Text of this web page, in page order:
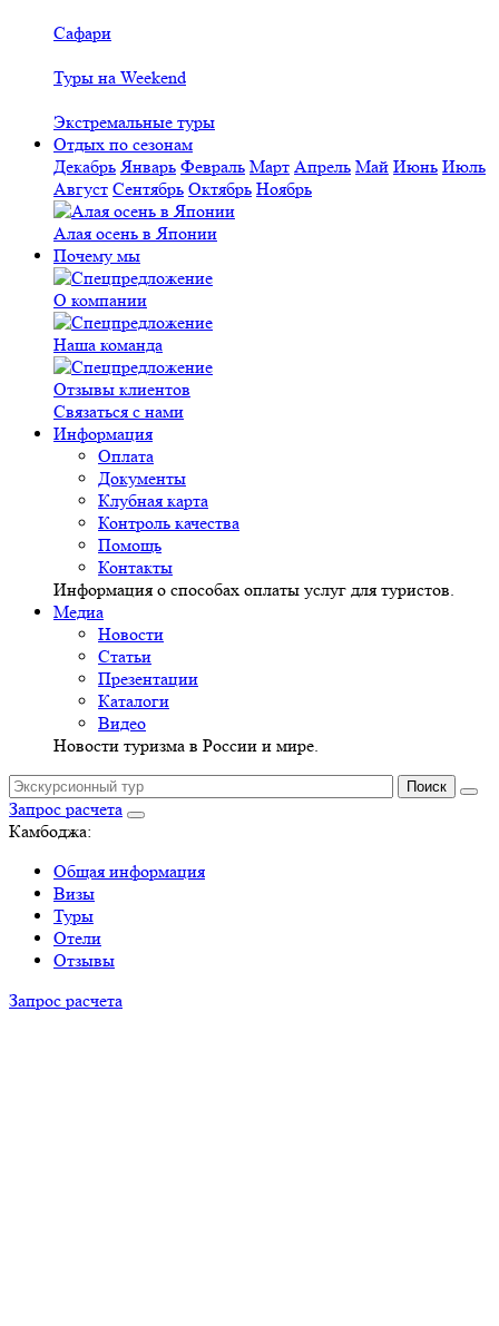
Сафари
Туры на Weekend
Экстремальные туры
Отдых по сезонам
Декабрь Январь Февраль Март Апрель Май Июнь Июль
Август Сентябрь Октябрь Ноябрь
Алая осень в Японии
Почему мы
О компании
Наша команда
Отзывы клиентов
Связаться с нами
Информация
Оплата
Документы
Клубная карта
Контроль качества
Помощь
Контакты
Информация о способах оплаты услуг для туристов.
Медиа
Новости
Статьи
Презентации
Каталоги
Видео
Новости туризма в России и мире.
Запрос расчета
Камбоджа:
Общая информация
Визы
Туры
Отели
Отзывы
Запрос расчета